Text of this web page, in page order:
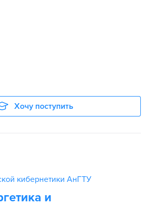
Хочу поступить
кибернетики АнГТУ
и